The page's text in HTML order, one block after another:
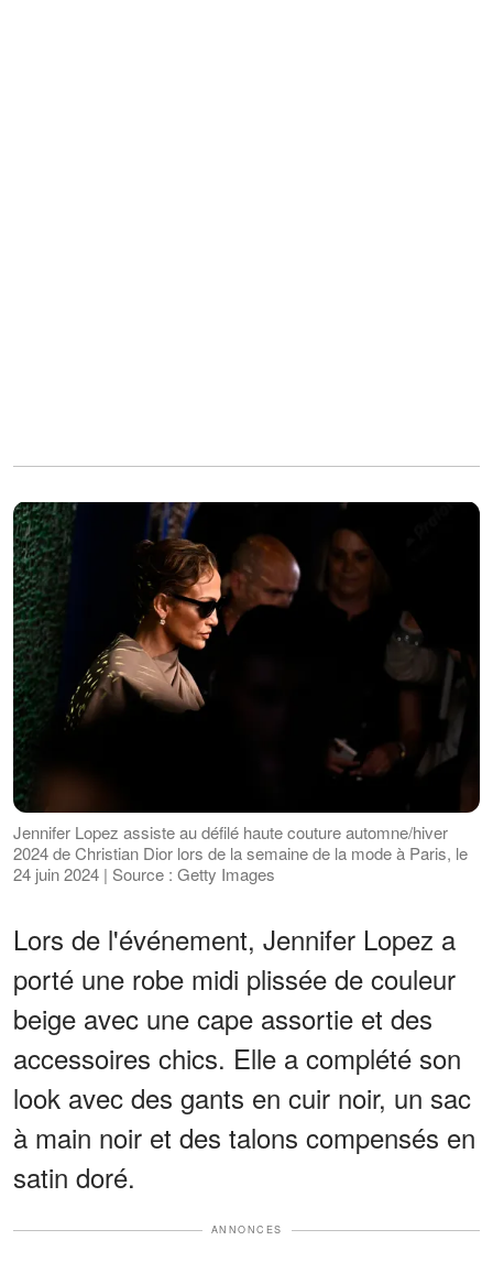
Jennifer Lopez assiste au défilé haute couture automne/hiver
2024 de Christian Dior lors de la semaine de la mode à Paris, le
24 juin 2024 | Source : Getty Images
Lors de l'événement, Jennifer Lopez a
porté une robe midi plissée de couleur
beige avec une cape assortie et des
accessoires chics. Elle a complété son
look avec des gants en cuir noir, un sac
à main noir et des talons compensés en
satin doré.
ANNONCES